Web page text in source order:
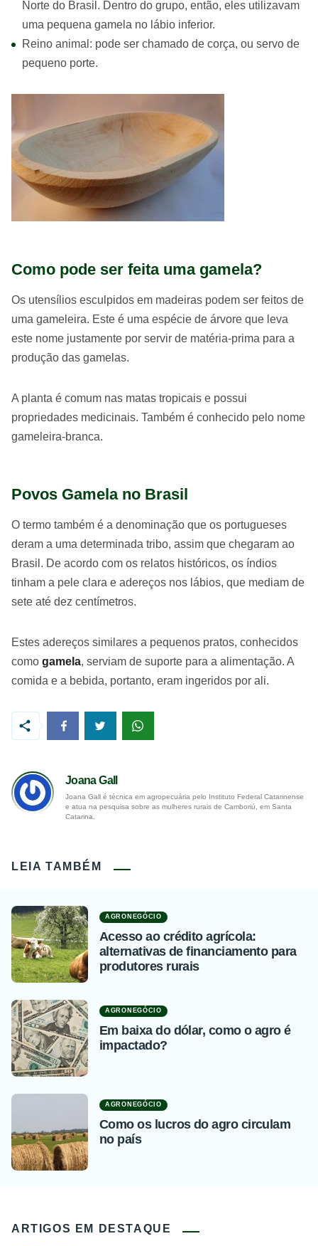
Norte do Brasil. Dentro do grupo, então, eles utilizavam
uma pequena gamela no lábio inferior.
Reino animal: pode ser chamado de corça, ou servo de
pequeno porte.
Como pode ser feita uma gamela?
Os utensílios esculpidos em madeiras podem ser feitos de
uma gameleira. Este é uma espécie de árvore que leva
este nome justamente por servir de matéria-prima para a
produção das gamelas.
A planta é comum nas matas tropicais e possui
propriedades medicinais. Também é conhecido pelo nome
gameleira-branca.
Povos Gamela no Brasil
O termo também é a denominação que os portugueses
deram a uma determinada tribo, assim que chegaram ao
Brasil. De acordo com os relatos históricos, os índios
tinham a pele clara e adereços nos lábios, que mediam de
sete até dez centímetros.
Estes adereços similares a pequenos pratos, conhecidos
como gamela, serviam de suporte para a alimentação. A
comida e a bebida, portanto, eram ingeridos por ali.
Joana Gall
Joana Gall é técnica em agropecuária pelo Instituto Federal Catarinense
e atua na pesquisa sobre as mulheres rurais de Camboriú, em Santa
Catarina.
LEIA TAMBÉM
AGRONEGÓCIO
Acesso ao crédito agrícola:
alternativas de financiamento para
produtores rurais
AGRONEGÓCIO
Em baixa do dólar, como o agro é
impactado?
AGRONEGÓCIO
Como os lucros do agro circulam
no país
ARTIGOS EM DESTAQUE